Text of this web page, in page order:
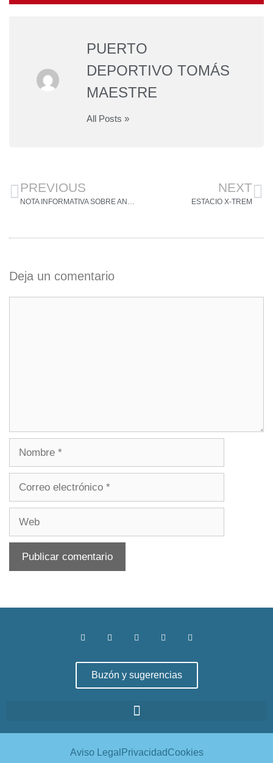
PUERTO
DEPORTIVO TOMÁS
MAESTRE
All Posts »
PREVIOUS
NOTA INFORMATIVA SOBRE ANUNCIO DE CONVOCATORIA DE ASAMBLEA DE LA ASOCIACIÓN DE TITULARES DE DERECHOS DE ATRAQUE Y ZONAS DE SERVICIOS DEL PUERTO DEPORTIVO TOMÁS MAESTRE DE LA MANGA
NEXT
ESTACIO X-TREM
Deja un comentario
Buzón y sugerencias
Aviso Legal PrivacidadCookies